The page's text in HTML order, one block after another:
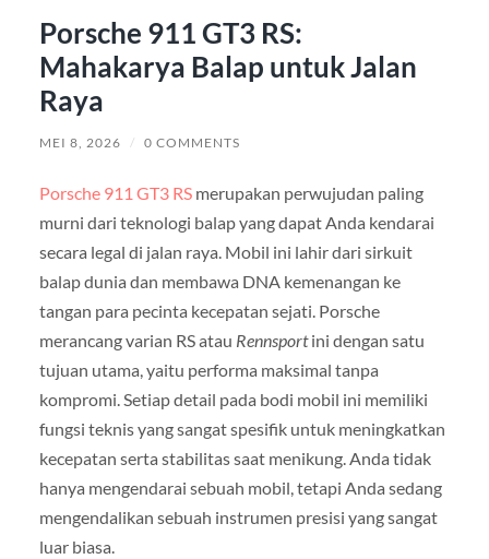
Porsche 911 GT3 RS:
Mahakarya Balap untuk Jalan
Raya
MEI 8, 2026 / 0 COMMENTS
Porsche 911 GT3 RSmerupakan perwujudan paling
murni dari teknologi balap yang dapat Anda kendarai
secara legal di jalan raya. Mobil ini lahir dari sirkuit
balap dunia dan membawa DNA kemenangan ke
tangan para pecinta kecepatan sejati. Porsche
merancang varian RS atau Rennsportini dengan satu
tujuan utama, yaitu performa maksimal tanpa
kompromi. Setiap detail pada bodi mobil ini memiliki
fungsi teknis yang sangat spesifik untuk meningkatkan
kecepatan serta stabilitas saat menikung. Anda tidak
hanya mengendarai sebuah mobil, tetapi Anda sedang
mengendalikan sebuah instrumen presisi yang sangat
luar biasa.